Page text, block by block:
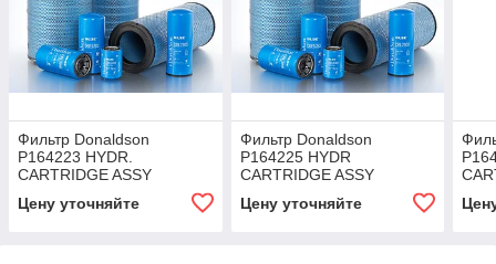
Фильтр Donaldson
P164223 HYDR.
CARTRIDGE ASSY
Цену уточняйте
Фильтр Donaldson
P164225 HYDR
CARTRIDGE ASSY
Цену уточняйте